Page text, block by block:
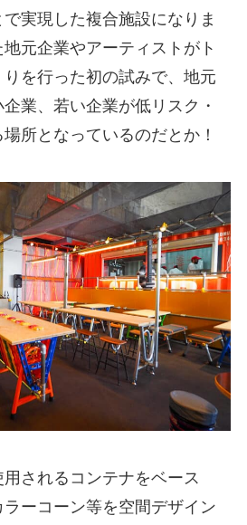
実現した複合施設になりま
元企業やアーティストがト
を行った初の試みで、地元
業、若い企業が低リスク・
所となっているのだとか！
されるコンテナをベース
ーコーン等を空間デザイン